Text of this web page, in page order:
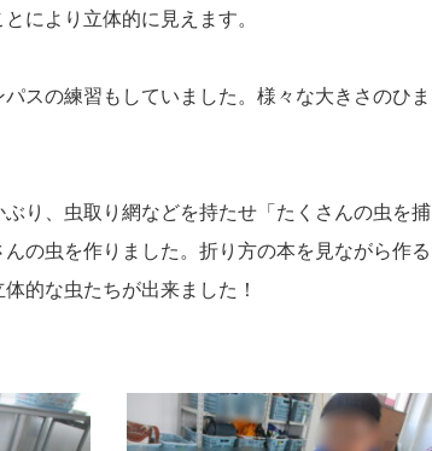
により立体的に見えます。
スの練習もしていました。様々な大きさのひま
り、虫取り網などを持たせ「たくさんの虫を捕
の虫を作りました。折り方の本を見ながら作る
的な虫たちが出来ました！